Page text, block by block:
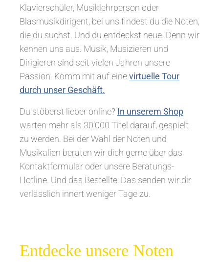
Klavierschüler, Musiklehrperson oder
Blasmusikdirigent, bei uns findest du die Noten,
die du suchst. Und du entdeckst neue. Denn wir
kennen uns aus. Musik, Musizieren und
Dirigieren sind seit vielen Jahren unsere
Passion. Komm mit auf einevirtuelle Tour
durch unser Geschäft.
Du stöberst lieber online? In unserem Shop
warten mehr als 30’000 Titel darauf, gespielt
zu werden. Bei der Wahl der Noten und
Musikalien beraten wir dich gerne über das
Kontaktformular oder unsere Beratungs-
Hotline. Und das Bestellte: Das senden wir dir
verlässlich innert weniger Tage zu.
Entdecke unsere Noten